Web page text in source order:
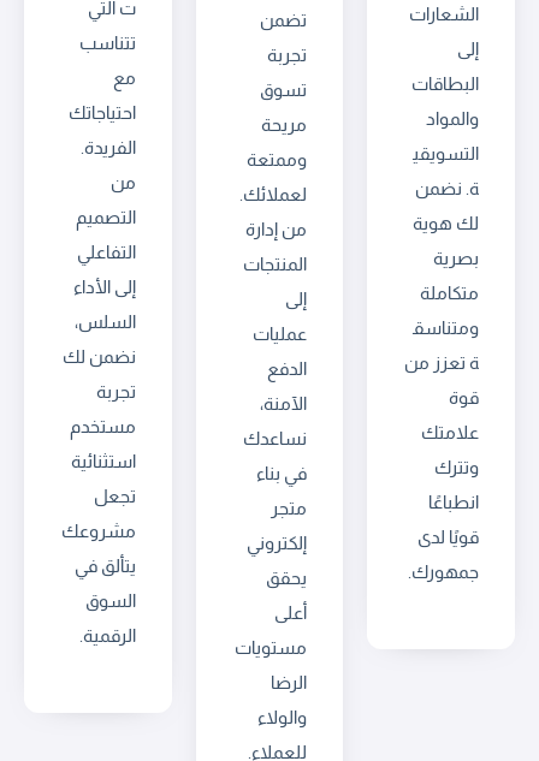
الشعارات
إلى
البطاقات
والمواد
التسويقي
ة. نضمن
لك هوية
بصرية
متكاملة
ومتناسق
ة تعزز من
قوة
علامتك
وتترك
انطباعًا
قويًا لدى
جمهورك.
تضمن
تجربة
تسوق
مريحة
وممتعة
لعملائك.
من إدارة
المنتجات
إلى
عمليات
الدفع
الآمنة،
نساعدك
في بناء
متجر
إلكتروني
يحقق
أعلى
مستويات
الرضا
والولاء
للعملاء.
ت التي
تتناسب
مع
احتياجاتك
الفريدة.
من
التصميم
التفاعلي
إلى الأداء
السلس،
نضمن لك
تجربة
مستخدم
استثنائية
تجعل
مشروعك
يتألق في
السوق
الرقمية.